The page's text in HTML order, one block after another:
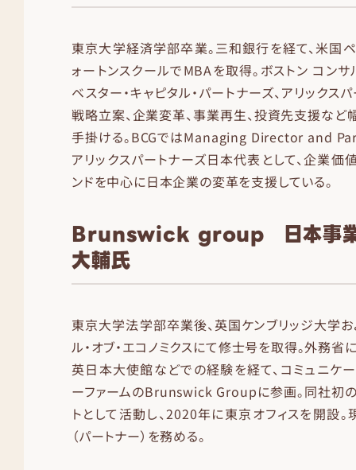
東京大学経済学部卒業。三和銀行を経て、米国
ォートンスクールでMBAを取得。ボストン コンサ
ベスター・キャピタル・パートナーズ、アリックス
戦略立案、企業変革、事業再生、投資先支援など
手掛ける。BCGではManaging Director and
アリックスパートナーズ日本代表として、企業価
ンドを中心に日本企業の変革を支援している。
Brunswick group 日本事
大輔氏
東京大学法学部卒業後、英国ケンブリッジ大学お
ル・オブ・エコノミクスにて修士号を取得。外務省
英日本大使館などでの経験を経て、コミュニケー
ーファームのBrunswick Groupに参画。同社初
トとして活動し、2020年に東京オフィスを開設
（パートナー）を務める。